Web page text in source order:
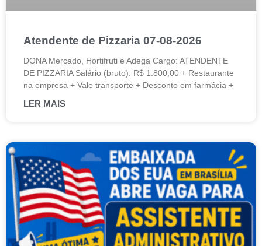
Atendente de Pizzaria 07-08-2026
DONA Mercado, Hortifruti e Adega Cargo: ATENDENTE
DE PIZZARIA Salário (bruto): R$ 1.800,00 + Restaurante
na empresa + Vale transporte + Desconto em farmácia +
LER MAIS